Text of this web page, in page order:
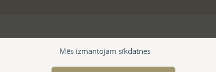
Mēs izmantojam sīkdatnes